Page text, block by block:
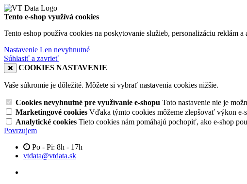
Tento e-shop využívá cookies
Tento eshop používa cookies na poskytovanie služieb, personalizáciu reklám
Nastavenie Len nevyhnutné
Súhlasiť a zavrieť
COOKIES NASTAVENIE
Vaše súkromie je dôležité. Môžete si vybrať nastavenia cookies nižšie.
Cookies nevyhnutné pre využívanie e-shopu Toto nastavenie nie je
Marketingové cookies Vďaka týmto cookies môžeme zlepšovať výkon
Analytické cookies Tieto cookies nám pomáhajú pochopiť, ako e-shop
Povrzujem
Po - Pi: 8h - 17h
vtdata@vtdata.sk